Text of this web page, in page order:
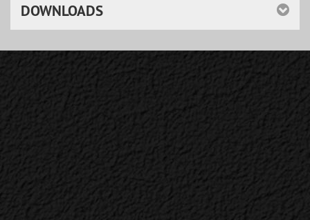
DOWNLOADS